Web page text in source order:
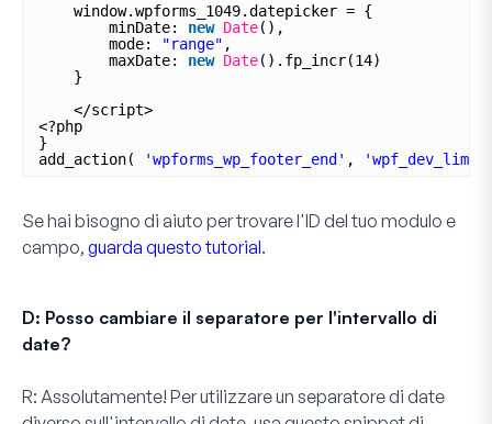
window.wpforms_1049.datepicker = {
minDate: new Date(),
mode:
"range" ,
maxDate: new Date().fp_incr(14)
}
</script>
<?php
}
add_action(
'wpforms_wp_footer_end' ,
Se hai bisogno di aiuto per trovare l'ID del tuo modulo e
campo, guarda questo tutorial.
D: Posso cambiare il separatore per l'intervallo di
date?
R: Assolutamente! Per utilizzare un separatore di date